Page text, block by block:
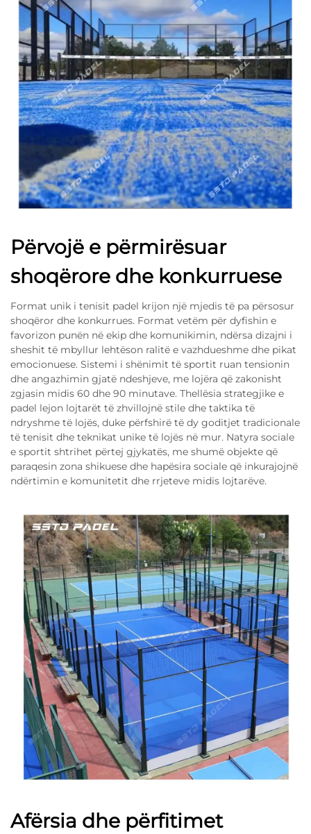
Përvojë e përmirësuar
shoqërore dhe konkurruese
Format unik i tenisit padel krijon një mjedis të pa përsosur
shoqëror dhe konkurrues. Format vetëm për dyfishin e
favorizon punën në ekip dhe komunikimin, ndërsa dizajni i
sheshit të mbyllur lehtëson ralitë e vazhdueshme dhe pikat
emocionuese. Sistemi i shënimit të sportit ruan tensionin
dhe angazhimin gjatë ndeshjeve, me lojëra që zakonisht
zgjasin midis 60 dhe 90 minutave. Thellësia strategjike e
padel lejon lojtarët të zhvillojnë stile dhe taktika të
ndryshme të lojës, duke përfshirë të dy goditjet tradicionale
të tenisit dhe teknikat unike të lojës në mur. Natyra sociale
e sportit shtrihet përtej gjykatës, me shumë objekte që
paraqesin zona shikuese dhe hapësira sociale që inkurajojnë
ndërtimin e komunitetit dhe rrjeteve midis lojtarëve.
Afërsia dhe përfitimet